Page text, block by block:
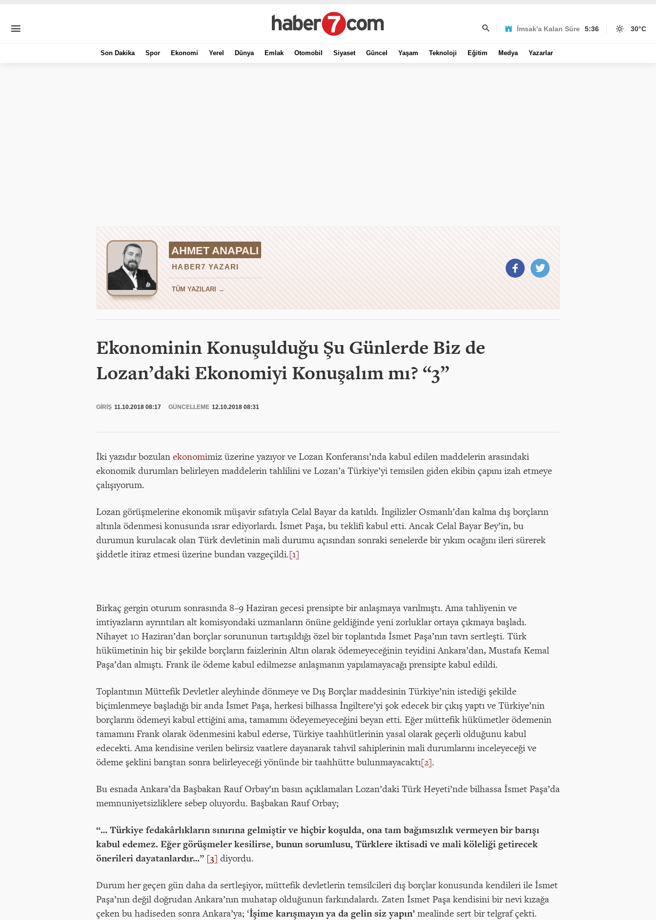
İmsak'a Kalan Süre 5:36 30°C
Son Dakika Spor Ekonomi Yerel Dünya Emlak Otomobil Siyaset Güncel Yaşam Teknoloji Eğitim Medya Yazarlar
AHMET ANAPALI
HABER7 YAZARI
TÜM YAZILARI →
Ekonominin Konuşulduğu Şu Günlerde Biz de
Lozan’daki Ekonomiyi Konuşalım mı? “3”
GİRİŞ 11.10.2018 08:17 GÜNCELLEME 12.10.2018 08:31
İki yazıdır bozulanekonomimiz üzerine yazıyor ve Lozan Konferansı’nda kabul edilen maddelerin arasındaki
ekonomik durumları belirleyen maddelerin tahlilini ve Lozan’a Türkiye’yi temsilen giden ekibin çapını izah etmeye
çalışıyorum.
Lozan görüşmelerine ekonomik müşavir sıfatıyla Celal Bayar da katıldı. İngilizler Osmanlı’dan kalma dış borçların
altınla ödenmesi konusunda ısrar ediyorlardı. İsmet Paşa, bu teklifi kabul etti. Ancak Celal Bayar Bey’in, bu
durumun kurulacak olan Türk devletinin mali durumu açısından sonraki senelerde bir yıkım ocağını ileri sürerek
şiddetle itiraz etmesi üzerine bundan vazgeçildi.[1]
Birkaç gergin oturum sonrasında 8–9 Haziran gecesi prensipte bir anlaşmaya varılmıştı. Ama tahliyenin ve
imtiyazların ayrıntıları alt komisyondaki uzmanların önüne geldiğinde yeni zorluklar ortaya çıkmaya başladı.
Nihayet 10 Haziran’dan borçlar sorununun tartışıldığı özel bir toplantıda İsmet Paşa’nın tavrı sertleşti. Türk
hükümetinin hiç bir şekilde borçların faizlerinin Altın olarak ödemeyeceğinin teyidini Ankara’dan, Mustafa Kemal
Paşa’dan almıştı. Frank ile ödeme kabul edilmezse anlaşmanın yapılamayacağı prensipte kabul edildi.
Toplantının Müttefik Devletler aleyhinde dönmeye ve Dış Borçlar maddesinin Türkiye’nin istediği şekilde
biçimlenmeye başladığı bir anda İsmet Paşa, herkesi bilhassa İngiltere’yi şok edecek bir çıkış yaptı ve Türkiye’nin
borçlarını ödemeyi kabul ettiğini ama, tamamını ödeyemeyeceğini beyan etti. Eğer müttefik hükümetler ödemenin
tamamını Frank olarak ödenmesini kabul ederse, Türkiye taahhütlerinin yasal olarak geçerli olduğunu kabul
edecekti. Ama kendisine verilen belirsiz vaatlere dayanarak tahvil sahiplerinin mali durumlarını inceleyeceği ve
ödeme şeklini barıştan sonra belirleyeceği yönünde bir taahhütte bulunmayacaktı[2].
Bu esnada Ankara’da Başbakan Rauf Orbay’ın basın açıklamaları Lozan’daki Türk Heyeti’nde bilhassa İsmet Paşa’da
memnuniyetsizliklere sebep oluyordu. Başbakan Rauf Orbay;
“… Türkiye fedakârlıkların sınırına gelmiştir ve hiçbir koşulda, ona tam bağımsızlık vermeyen bir barışı
kabul edemez. Eğer görüşmeler kesilirse, bunun sorumlusu, Türklere iktisadi ve mali köleliği getirecek
önerileri dayatanlardır…” [3] diyordu.
Durum her geçen gün daha da sertleşiyor, müttefik devletlerin temsilcileri dış borçlar konusunda kendileri ile İsmet
Paşa’nın değil doğrudan Ankara’nın muhatap olduğunun farkındalardı. Zaten İsmet Paşa kendisini bir nevi kızağa
çeken bu hadiseden sonra Ankara’ya; ‘İşime karışmayın ya da gelin siz yapın’mealinde sert bir telgraf çekti.